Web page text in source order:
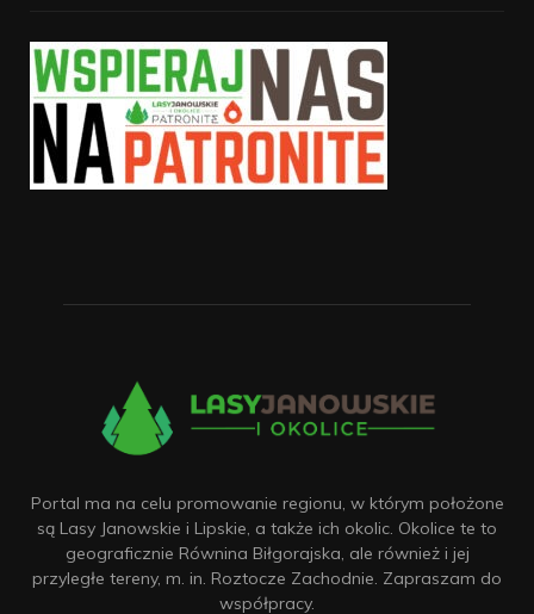
Portal ma na celu promowanie regionu, w którym położone
są Lasy Janowskie i Lipskie, a także ich okolic. Okolice te to
geograficznie Równina Biłgorajska, ale również i jej
przyległe tereny, m. in. Roztocze Zachodnie. Zapraszam do
współpracy.